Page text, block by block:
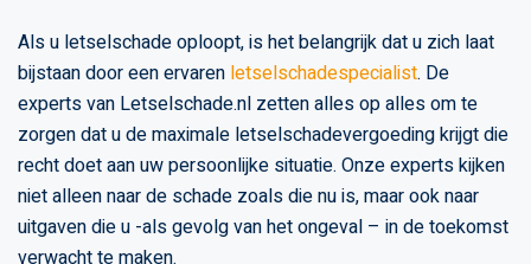
Als u letselschade oploopt, is het belangrijk dat u zich laat
bijstaan door een ervaren letselschadespecialist. De
experts van Letselschade.nl zetten alles op alles om te
zorgen dat u de maximale letselschadevergoeding krijgt die
recht doet aan uw persoonlijke situatie. Onze experts kijken
niet alleen naar de schade zoals die nu is, maar ook naar
uitgaven die u -als gevolg van het ongeval – in de toekomst
verwacht te maken.